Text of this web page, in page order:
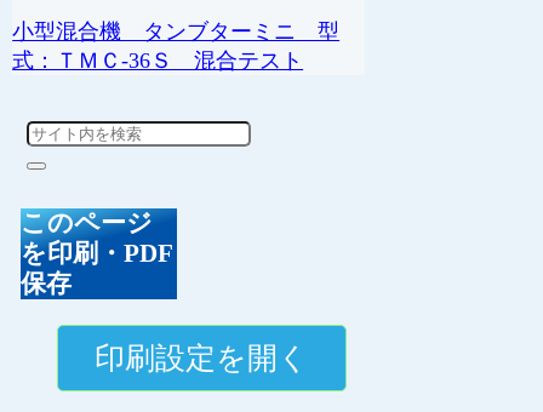
小型混合機 タンブターミニ 型
式：ＴＭＣ-36Ｓ 混合テスト
このページ
を印刷・PDF
保存